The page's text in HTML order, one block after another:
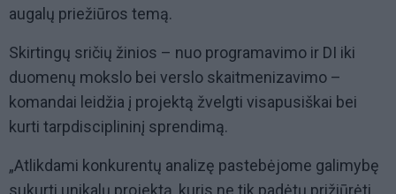
augalų priežiūros temą.
Skirtingų sričių žinios – nuo programavimo ir DI iki
duomenų mokslo bei verslo skaitmenizavimo –
komandai leidžia į projektą žvelgti visapusiškai bei
kurti tarpdisciplininį sprendimą.
„Atlikdami konkurentų analizę pastebėjome galimybę